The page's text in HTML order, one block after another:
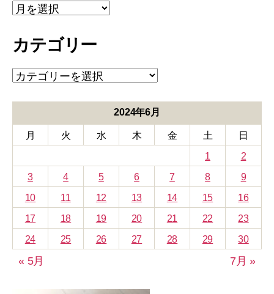
ア
ー
イ
カテゴリー
カ
テ
ー
2024年6月
月 火 水 木 金 土
日
1
2
3
4 5 6 7 8
9
10
11 12 13 14 15
16
17
18 19 20 21 22
23
24
25 26 27 28 29 30
« 5月 7月 »